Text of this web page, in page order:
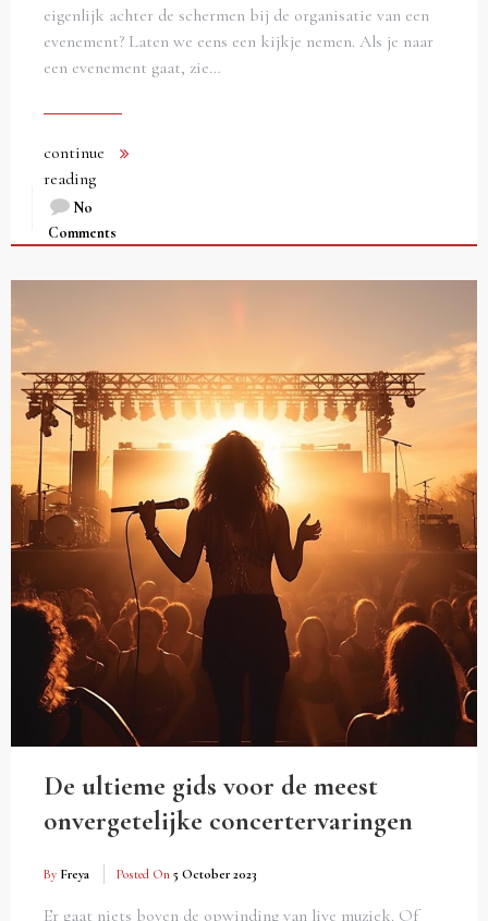
eigenlijk achter de schermen bij de organisatie van een
evenement? Laten we eens een kijkje nemen. Als je naar
een evenement gaat, zie…
continue
reading
No
Comments
De ultieme gids voor de meest
onvergetelijke concertervaringen
By Freya Posted On 5 October 2023
Er gaat niets boven de opwinding van live muziek. Of